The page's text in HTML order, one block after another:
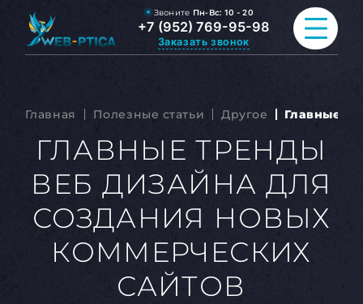
Звоните Пн-Вс: 10 - 20
+7 (952) 769-95-98
Заказать звонок
РАЗРАБОТКА САЙТА
ВСЕ УСЛУГИ
ПОРТФОЛИО
ОБО МНЕ
Главная Полезные статьи Другое Главные
ГЛАВНЫЕ ТРЕНДЫ
ВЕБ ДИЗАЙНА ДЛЯ
СОЗДАНИЯ НОВЫХ
КОММЕРЧЕСКИХ
САЙТОВ